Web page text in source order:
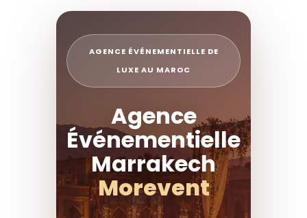
AGENCE ÉVÉNEMENTIELLE DE
LUXE AU MAROC
Agence
Événementielle
Marrakech
Morevent